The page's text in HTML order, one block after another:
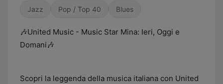
Jazz Pop / Top 40 Blues
🎶United Music - Music Star Mina: Ieri, Oggi e
Domani🎶
Scopri la leggenda della musica italiana con United